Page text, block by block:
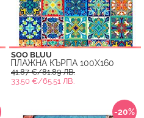
SOO BLUU
ПЛАЖНА КЪРПА 100X160
41.87 €/81.89 ЛВ.
33.50 €/65.51 ЛВ.
-20%